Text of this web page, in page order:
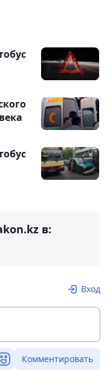
в:
Вход
Комментировать